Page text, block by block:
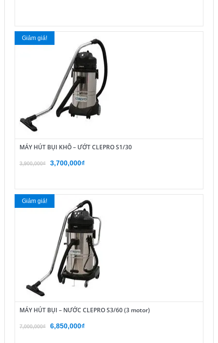
Giảm giá!
MÁY HÚT BỤI KHÔ – ƯỚT CLEPRO S1/30
3,900,000₫
Giá
3,900,000₫.
3,700,000₫Giá
là:
3,700,000₫.
Giảm giá!
MÁY HÚT BỤI – NƯỚC CLEPRO S3/60 (3 motor)
7,000,000₫
Giá
6,850,000₫Giá